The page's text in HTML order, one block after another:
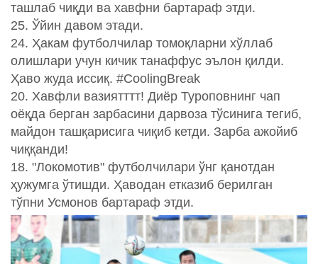
ташлаб чиқди ва хавфни бартараф этди.
25. Ўйин давом этади.
24. Ҳакам футболчилар томоқларни хўллаб
олишлари учун кичик танаффус эълон қилди.
Ҳаво жуда иссиқ. #CoolingBreak
20. Хавфли вазиятттт! Диёр Туроповнинг чап
оёқда берган зарбасини дарвоза тўсинига тегиб,
майдон ташқарисига чиқиб кетди. Зарба ажойиб
чиққанди!
18. "Локомотив" футболчилари ўнг қанотдан
ҳужумга ўтишди. Ҳаводан етказиб берилган
тўпни Усмонов бартараф этди.